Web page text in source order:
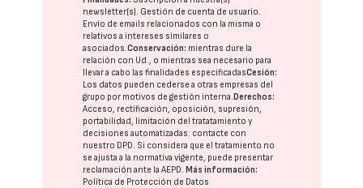
newsletter(s). Gestión de cuenta de usuario.
Envío de emails relacionados con la misma o
relativos a intereses similares o
asociados.Conservación: mientras dure la
relación con Ud., o mientras sea necesario para
llevar a cabo las finalidades especificadasCesión:
Los datos pueden cederse a otras empresas del
grupo por motivos de gestión interna.Derechos:
Acceso, rectificación, oposición, supresión,
portabilidad, limitación del tratatamiento y
decisiones automatizadas: contacte con
nuestro DPD. Si considera que el tratamiento no
se ajusta a la normativa vigente, puede presentar
reclamación ante laAEPD.Más información:
Política de Protección de Datos